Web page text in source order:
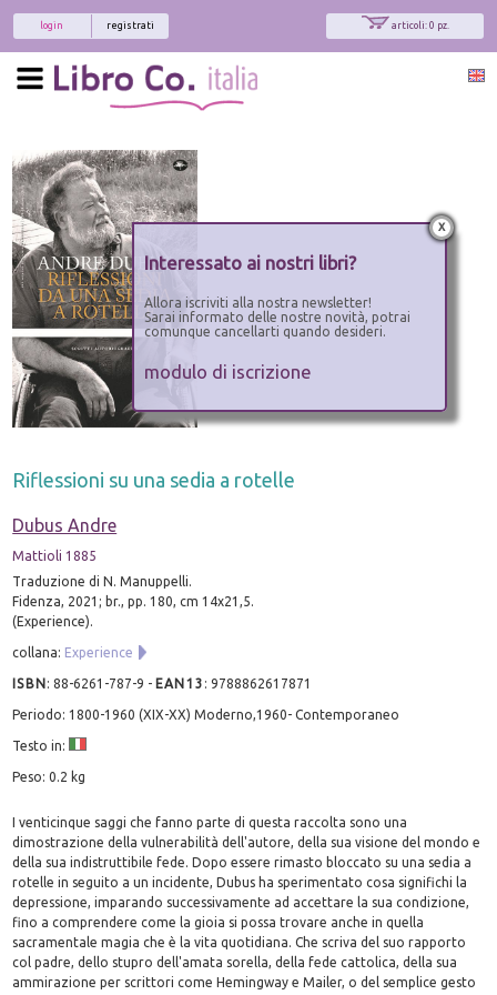
articoli: 0 pz.
registrati
login
Riflessioni su una sedia a rotelle
Dubus Andre
Mattioli 1885
Traduzione di N. Manuppelli.
Fidenza, 2021; br., pp. 180, cm 14x21,5.
(Experience).
collana: Experience
ISBN:88-6261-787-9 - EAN13 :9788862617871
Periodo: 1800-1960 (XIX-XX) Moderno,1960- Contemporaneo
Testo in:
Peso: 0.2 kg
I venticinque saggi che fanno parte di questa raccolta sono una
dimostrazione della vulnerabilità dell'autore, della sua visione del mondo e
della sua indistruttibile fede. Dopo essere rimasto bloccato su una sedia a
rotelle in seguito a un incidente, Dubus ha sperimentato cosa significhi la
depressione, imparando successivamente ad accettare la sua condizione,
fino a comprendere come la gioia si possa trovare anche in quella
sacramentale magia che è la vita quotidiana. Che scriva del suo rapporto
col padre, dello stupro dell'amata sorella, della fede cattolica, della sua
ammirazione per scrittori come Hemingway e Mailer, o del semplice gesto
x
Interessato ai nostri libri?
Allora iscriviti alla nostra newsletter!
Sarai informato delle nostre novità, potrai
comunque cancellarti quando desideri.
modulo di iscrizione